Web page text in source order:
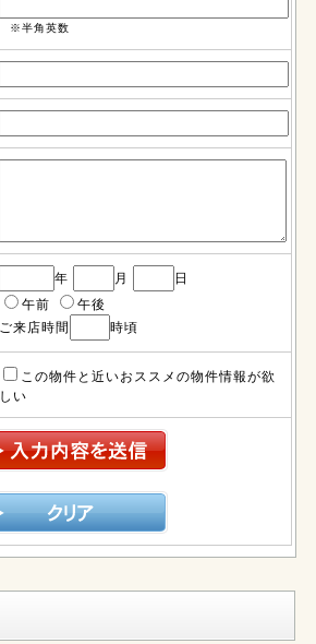
※半角英数
年 月
日
午前
午後
ご来店時間
時頃
この物件と近いおススメの物件情報が欲
しい